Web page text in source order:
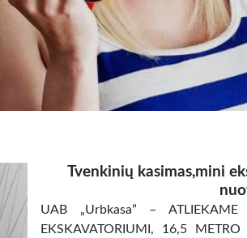
Tvenkinių kasimas,mini
UAB „Urbkasa” –
EKSKAVATORIUMI, 16,5